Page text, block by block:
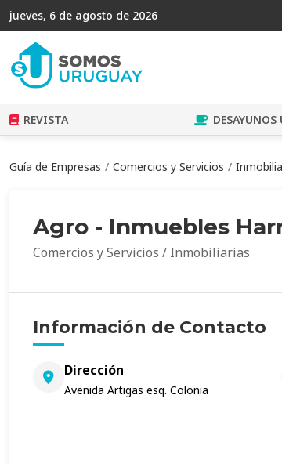
jueves, 6 de agosto de 2026
REVISTA DESAYUNOS
Guía de Empresas Comercios y Servicios
Agro - Inmuebles
Comercios y Servicios / Inmobiliarias
Información de Contacto
Dirección
Avenida Artigas esq. Colonia